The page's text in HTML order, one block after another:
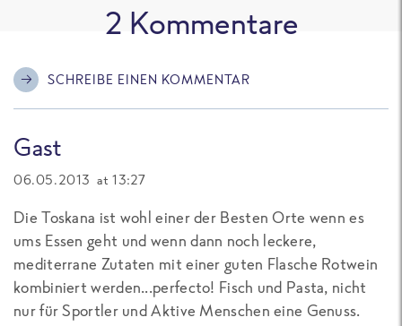
2 Kommentare
SCHREIBE EINEN KOMMENTAR
Gast
06.05.2013 at 13:27
Die Toskana ist wohl einer der Besten Orte wenn es
ums Essen geht und wenn dann noch leckere,
mediterrane Zutaten mit einer guten Flasche Rotwein
kombiniert werden...perfecto! Fisch und Pasta, nicht
nur für Sportler und Aktive Menschen eine Genuss.